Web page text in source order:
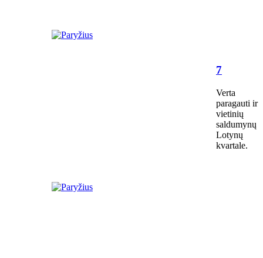
7
Verta
paragauti ir
vietinių
saldumynų
Lotynų
kvartale.